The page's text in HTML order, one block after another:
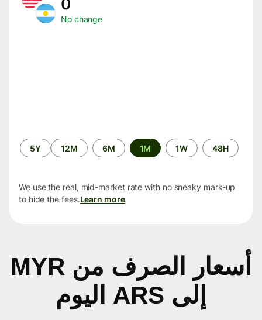
No change
الفترة
الزمنية
48H
1W
1M
6M
12M
5Y
We use the real, mid-market rate with no sneaky mark-up
to hide the fees.Learn more
أسعار الصرف من MYR
إلى ARS اليوم